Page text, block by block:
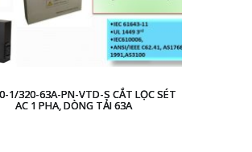
1/320-63A-PN-VTD-S CẮT LỌC SÉT
AC 1 PHA, DÒNG TẢI 63A